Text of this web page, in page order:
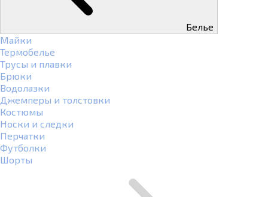
Белье
Майки
Термобелье
Трусы и плавки
Брюки
Водолазки
Джемперы и толстовки
Костюмы
Носки и следки
Перчатки
Футболки
Шорты